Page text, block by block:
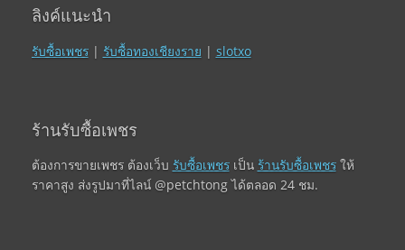
ลิงค์แนะนำ
รับซื้อเพชร| รับซื้อทองเชียงราย | slotxo
ร้านรับซื้อเพชร
ต้องการขายเพชร ต้องเว็บ รับซื้อเพชรเป็น ร้านรับซื้อเพชรให้
ราคาสูง ส่งรูปมาที่ไลน์ @petchtong ได้ตลอด 24 ชม.